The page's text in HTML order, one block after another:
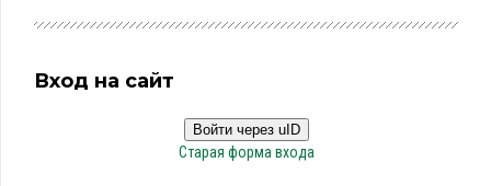
Вход на сайт
Войти через uID
Старая форма входа